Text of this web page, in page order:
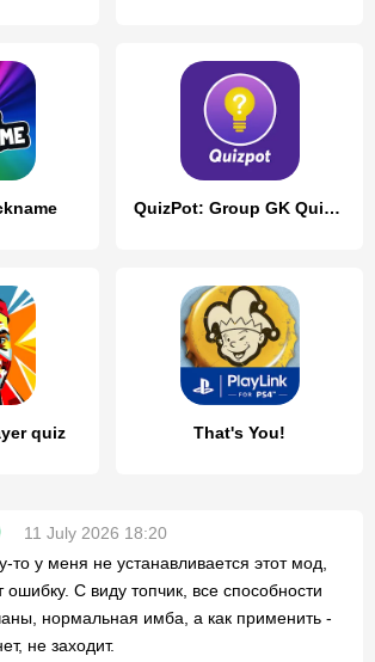
QuizPot: Group GK Quiz Trivia
quiz That's You!
11 July 2026 18:20
то у меня не устанавливается этот мод,
ошибку. С виду топчик, все способности
нормальная имба, а как применить -
не заходит.